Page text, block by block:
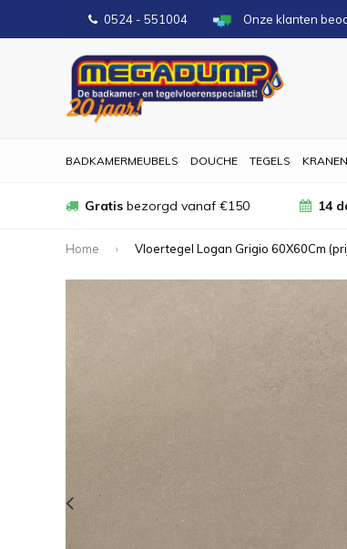
0524 - 551004 Onze klanten
BADKAMERMEUBELS DOUCHE TEGELS KRANEN
Gratis bezorgd vanaf €150 14
Home Vloertegel Logan Grigio 60X60Cm